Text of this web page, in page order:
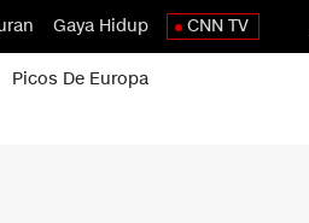
Gaya Hidup CNN TV
Picos De Europa